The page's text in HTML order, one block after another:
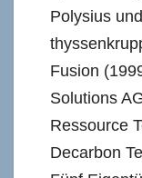
Polysius
Fusion
Solutions
Ressource
Decarbon